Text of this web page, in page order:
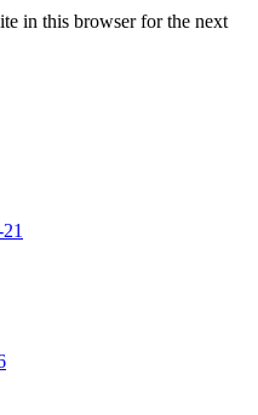
in this browser for the next